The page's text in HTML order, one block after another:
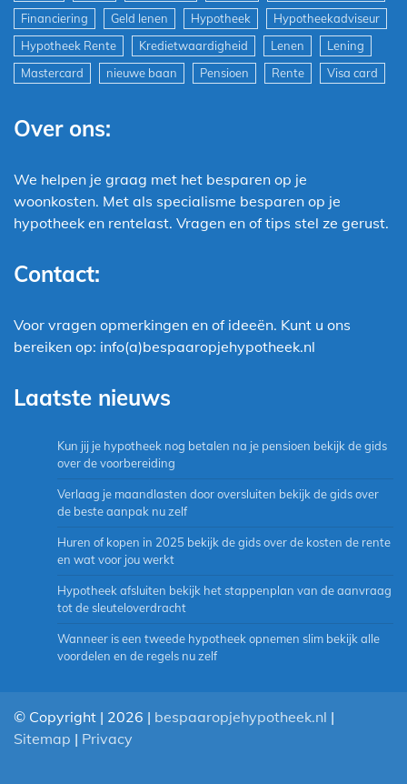
Financiering
Geld lenen Hypotheek
Hypotheekadviseur
Hypotheek Rente
Kredietwaardigheid Lenen
Lening
Mastercard
nieuwe baan Pensioen Rente Visa card
Over ons:
We helpen je graag met het besparen op je
woonkosten. Met als specialisme besparen op je
hypotheek en rentelast. Vragen en of tips stel ze gerust.
Contact:
Voor vragen opmerkingen en of ideeën. Kunt u ons
bereiken op: info(a)bespaaropjehypotheek.nl
Laatste nieuws
Kun jij je hypotheek nog betalen na je pensioen bekijk de gids
over de voorbereiding
Verlaag je maandlasten door oversluiten bekijk de gids over
de beste aanpak nu zelf
Huren of kopen in 2025 bekijk de gids over de kosten de rente
en wat voor jou werkt
Hypotheek afsluiten bekijk het stappenplan van de aanvraag
tot de sleuteloverdracht
Wanneer is een tweede hypotheek opnemen slim bekijk alle
voordelen en de regels nu zelf
© Copyright | 2026 | bespaaropjehypotheek.nl |
Sitemap | Privacy